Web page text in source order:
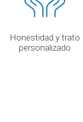
Honestidad y trato
personalizado